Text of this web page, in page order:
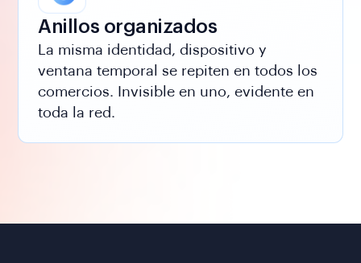
Anillos organizados
La misma identidad, dispositivo y
ventana temporal se repiten en todos los
comercios. Invisible en uno, evidente en
toda la red.